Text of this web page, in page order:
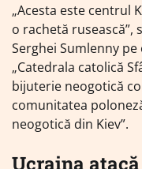
„Acesta este centrul
o rachetă
Serghei Sumlenny
„Catedrala catolică
bijuterie neogotică
comunitatea
neogotică din Kiev”.
Ucraina